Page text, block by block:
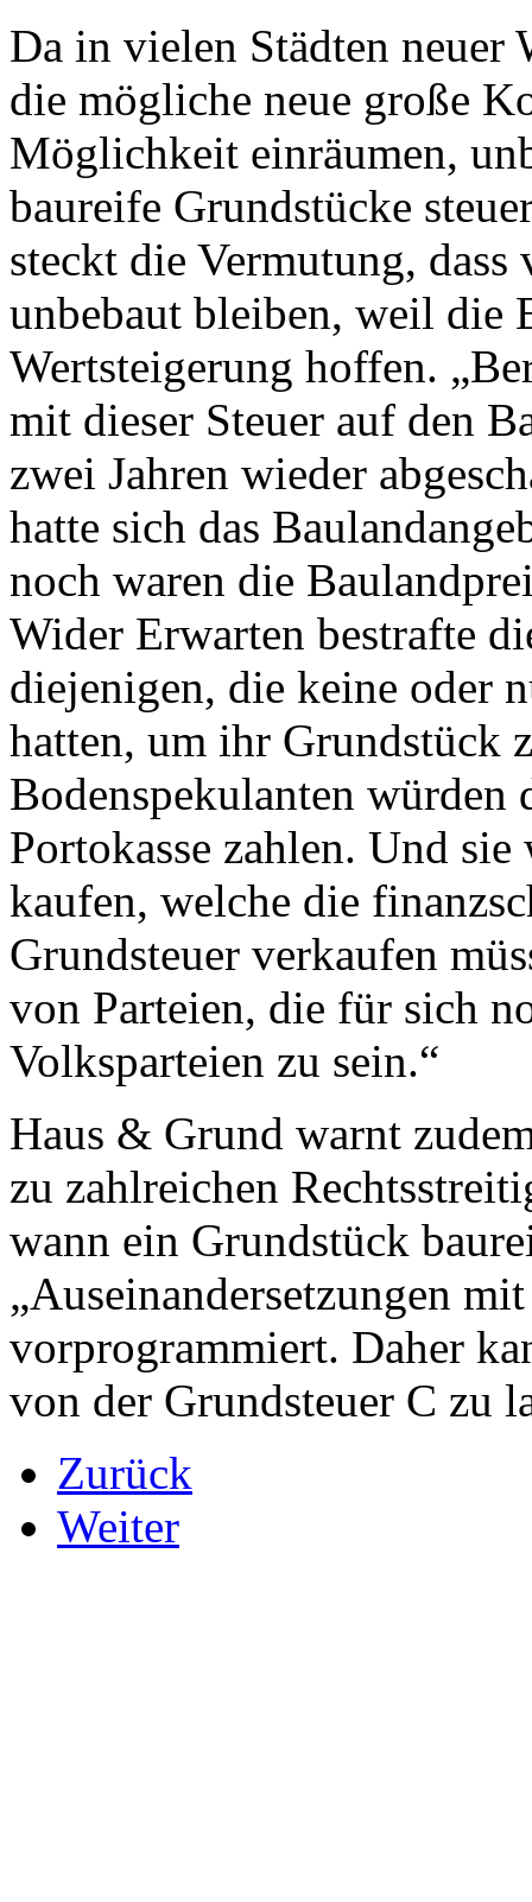
Da in vielen Städten
die mögliche neue große
Möglichkeit einräumen,
baureife Grundstücke
steckt die Vermutung,
unbebaut bleiben, weil die
Wertsteigerung hoffen.
mit dieser Steuer auf den
zwei Jahren wieder
hatte sich das
noch waren die
Wider Erwarten bestrafte
diejenigen, die keine oder
hatten, um ihr Grundstück
Bodenspekulanten würden
Portokasse zahlen. Und
kaufen, welche die
Grundsteuer verkaufen
von Parteien, die für sich
Volksparteien zu sein.“
Haus & Grund warnt
zu zahlreichen
wann ein Grundstück
„Auseinandersetzungen
vorprogrammiert. Daher
von der Grundsteuer C zu
Zurück
Weiter